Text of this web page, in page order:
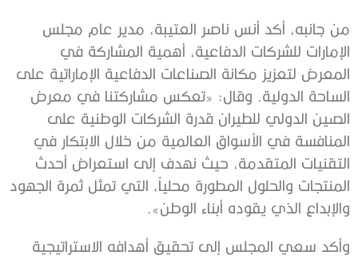
من جانبه، أكد أنس ناصر العتيبة، مدير عام مجلس
الإمارات للشركات الدفاعية، أهمية المشاركة في
المعرض لتعزيز مكانة الصناعات الدفاعية الإماراتية على
الساحة الدولية. وقال: «تعكس مشاركتنا في معرض
الصين الدولي للطيران قدرة الشركات الوطنية على
المنافسة في الأسواق العالمية من خلال الابتكار في
التقنيات المتقدمة، حيث نهدف إلى استعراض أحدث
المنتجات والحلول المطورة محلياً، التي تمثل ثمرة الجهود
والإبداع الذي يقوده أبناء الوطن».
وأكد سعي المجلس إلى تحقيق أهدافه الاستراتيجية